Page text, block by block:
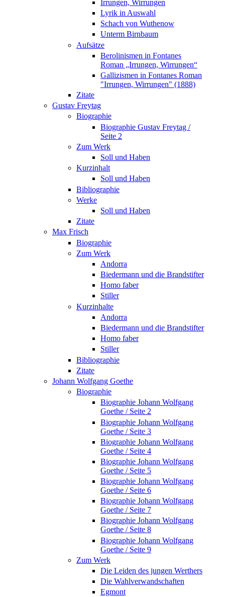
Irrungen, Wirrungen
Lyrik in Auswahl
Schach von Wuthenow
Unterm Birnbaum
Aufsätze
Berolinismen in Fontanes
Roman „Irrungen, Wirrungen“
Gallizismen in Fontanes Roman
"Irrungen, Wirrungen" (1888)
Zitate
Gustav Freytag
Biographie
Biographie Gustav Freytag /
Seite 2
Zum Werk
Soll und Haben
Kurzinhalt
Soll und Haben
Bibliographie
Werke
Soll und Haben
Zitate
Max Frisch
Biographie
Zum Werk
Andorra
Biedermann und die Brandstifter
Homo faber
Stiller
Kurzinhalte
Andorra
Biedermann und die Brandstifter
Homo faber
Stiller
Bibliographie
Zitate
Johann Wolfgang Goethe
Biographie
Biographie Johann Wolfgang
Goethe / Seite 2
Biographie Johann Wolfgang
Goethe / Seite 3
Biographie Johann Wolfgang
Goethe / Seite 4
Biographie Johann Wolfgang
Goethe / Seite 5
Biographie Johann Wolfgang
Goethe / Seite 6
Biographie Johann Wolfgang
Goethe / Seite 7
Biographie Johann Wolfgang
Goethe / Seite 8
Biographie Johann Wolfgang
Goethe / Seite 9
Zum Werk
Die Leiden des jungen Werthers
Die Wahlverwandschaften
Egmont